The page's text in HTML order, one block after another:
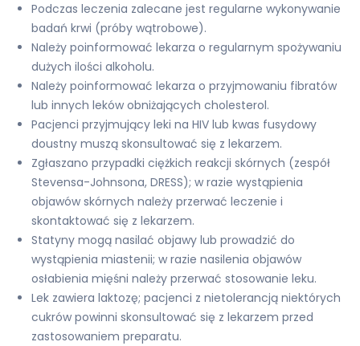
Podczas leczenia zalecane jest regularne wykonywanie
badań krwi (próby wątrobowe).
Należy poinformować lekarza o regularnym spożywaniu
dużych ilości alkoholu.
Należy poinformować lekarza o przyjmowaniu fibratów
lub innych leków obniżających cholesterol.
Pacjenci przyjmujący leki na HIV lub kwas fusydowy
doustny muszą skonsultować się z lekarzem.
Zgłaszano przypadki ciężkich reakcji skórnych (zespół
Stevensa-Johnsona, DRESS); w razie wystąpienia
objawów skórnych należy przerwać leczenie i
skontaktować się z lekarzem.
Statyny mogą nasilać objawy lub prowadzić do
wystąpienia miastenii; w razie nasilenia objawów
osłabienia mięśni należy przerwać stosowanie leku.
Lek zawiera laktozę; pacjenci z nietolerancją niektórych
cukrów powinni skonsultować się z lekarzem przed
zastosowaniem preparatu.